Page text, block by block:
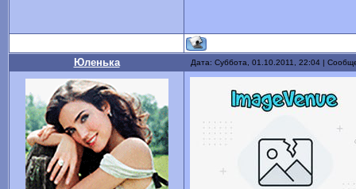
Юленька Дата: Суббота, 01.10.2011, 22:04 |